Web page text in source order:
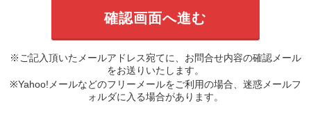
※ご記入頂いたメールアドレス宛てに、お問合せ内容の確認メール
をお送りいたします。
※Yahoo!メールなどのフリーメールをご利用の場合、迷惑メールフ
ォルダに入る場合があります。